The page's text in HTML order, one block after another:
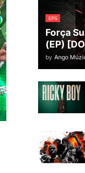
EPS
Força
(EP)
by Ango